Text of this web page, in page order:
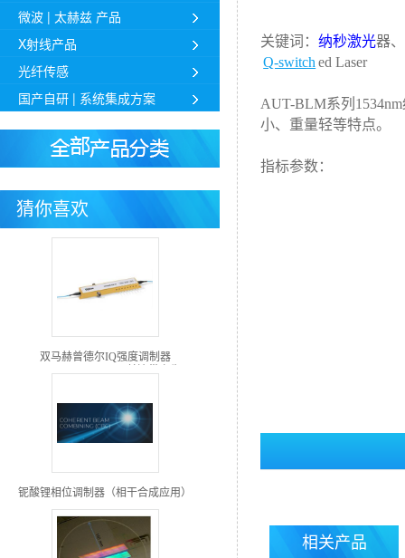
微波 | 太赫兹 产品
X射线产品
光纤传感
国产自研 | 系统集成方案
猜你喜欢
双马赫曾德尔IQ强度调制器
(QPSK,QAM,CS-SSB单边带产生)
铌酸锂相位调制器（相干合成应用）
关键词： 纳秒激光器
Q-switch ed Laser
AUT-BLM系列 1534nm
小、重量轻等特点。
指标参数：
相关产品